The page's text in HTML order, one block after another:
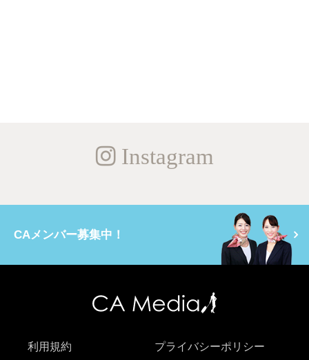
Instagram
CAメンバー募集中！
利用規約 プライバシーポリシー